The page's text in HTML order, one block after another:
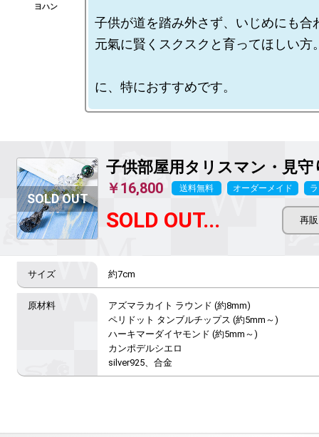
子供が道を踏み外さず、いじめにも合
元氣に賢くスクスクと育ってほしい方
子供部屋用タリスマン・見守
￥16,800 送料無料 オーダーメイド
SOLD OUT...
約7cm
アズマラカイト ラウンド (約8mm)
ペリドット タンブルチップス (約5mm～)
ハーキマーダイヤモンド (約5mm～)
カンポデルシエロ
silver925、合金